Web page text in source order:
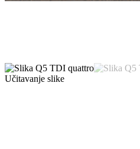
Učitavanje slike